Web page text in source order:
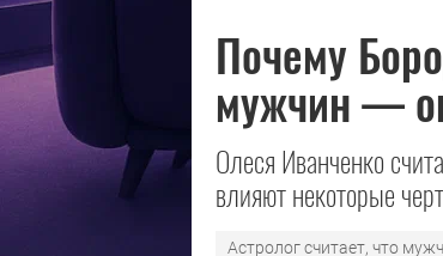
Почему
мужчин —
Олеся Иванченко
влияют некоторые
Астролог считает, что